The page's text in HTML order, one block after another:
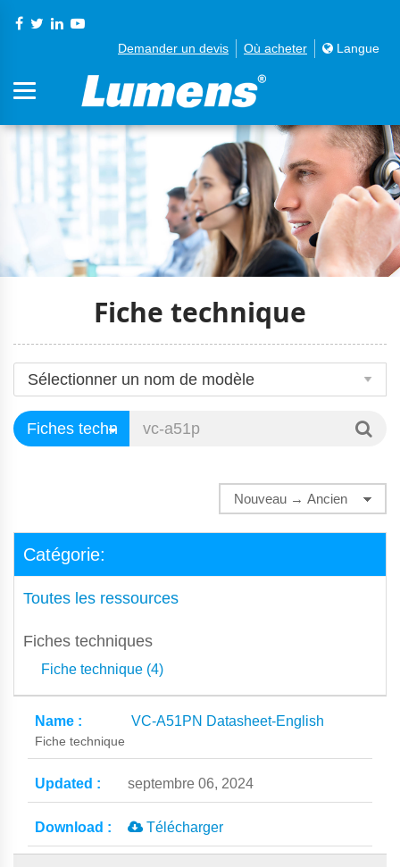
Demander un devis Où acheter Langue
Fiche technique
Catégorie:
Toutes les ressources
Fiches techniques
Fiche technique (4)
VC-A51PN Datasheet-English
Fiche technique
septembre 06, 2024
Télécharger